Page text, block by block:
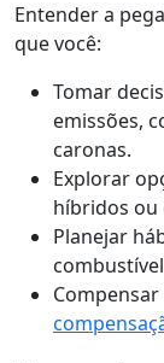
Entender a
que você:
Tomar
emissões,
caronas.
Explorar
híbridos ou
Planejar